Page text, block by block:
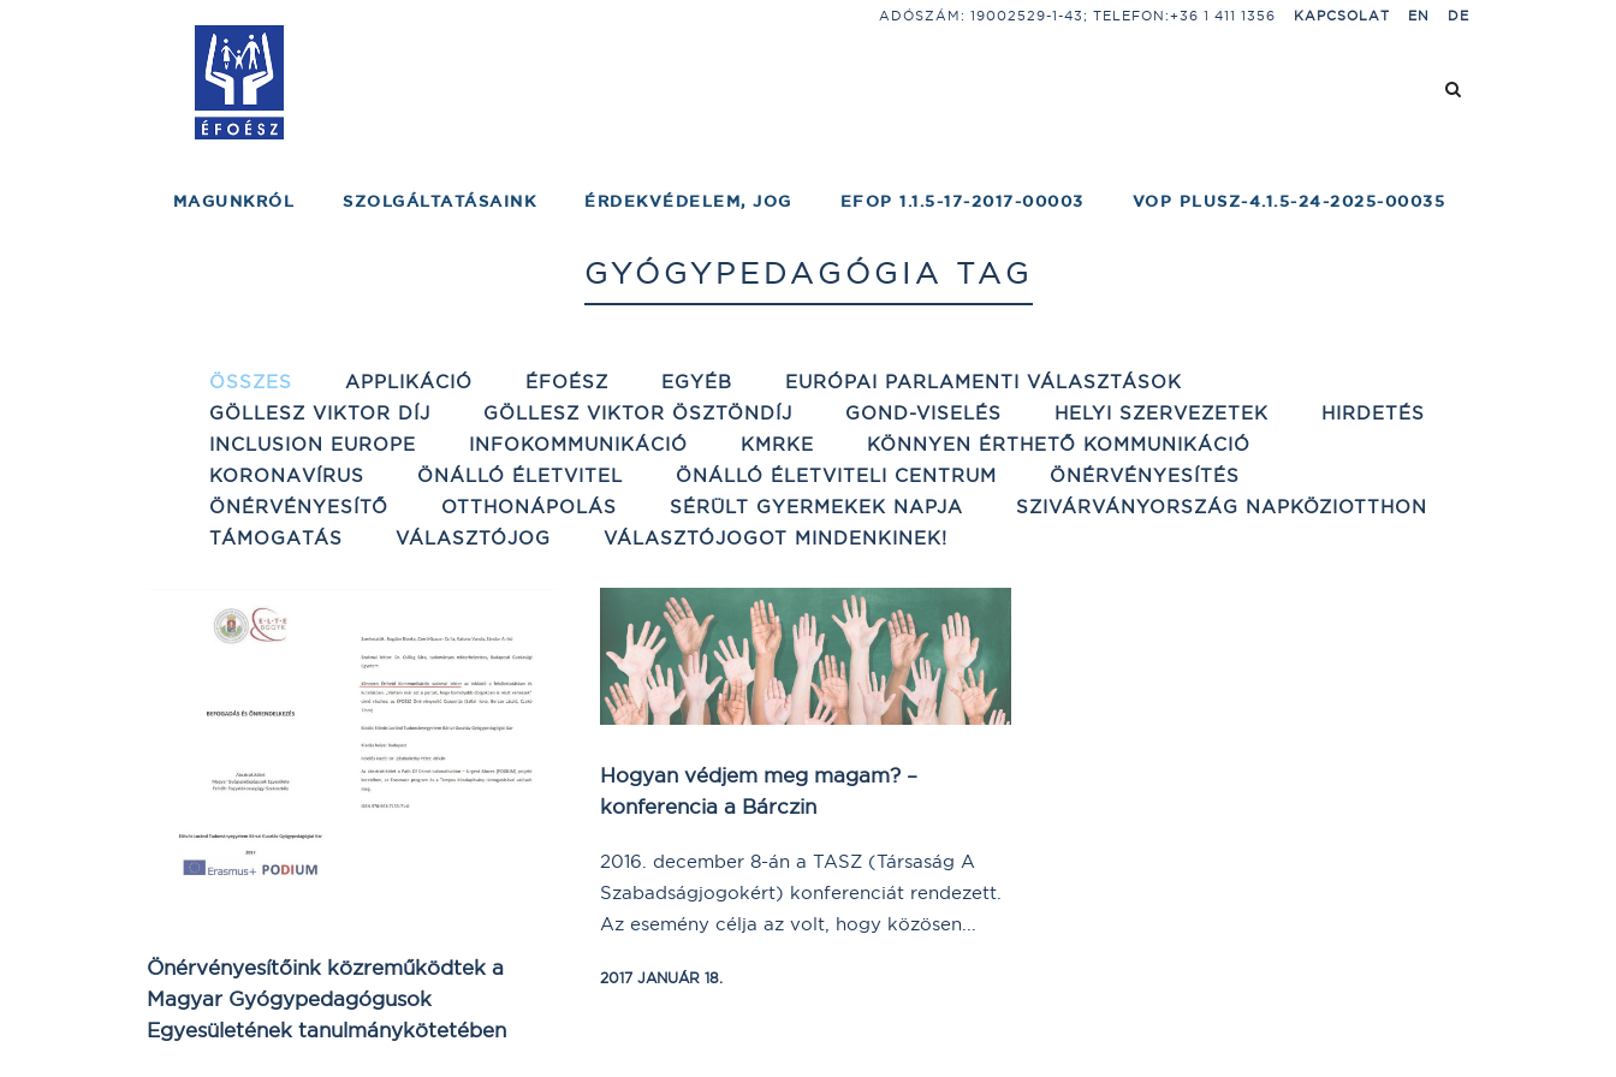
ADÓSZÁM: 19002529-1-43; TELEFON:+36 1 411 1356 KAPCSOLAT EN DE
MAGUNKRÓL SZOLGÁLTATÁSAINK ÉRDEKVÉDELEM, JOG EFOP 1.1.5-17-2017-00003 VOP PLUSZ-4.1.5-24-2025-00035
GYÓGYPEDAGÓGIA TAG
ÖSSZES APPLIKÁCIÓ ÉFOÉSZ EGYÉB
EURÓPAI PARLAMENTI VÁLASZTÁSOK
GÖLLESZ VIKTOR DÍJ
GÖLLESZ VIKTOR ÖSZTÖNDÍJ GOND-VISELÉS HELYI SZERVEZETEK
HIRDETÉS
INCLUSION EUROPE
INFOKOMMUNIKÁCIÓ KMRKE
KÖNNYEN ÉRTHETŐ KOMMUNIKÁCIÓ
KORONAVÍRUS
ÖNÁLLÓ ÉLETVITEL ÖNÁLLÓ ÉLETVITELI CENTRUM
ÖNÉRVÉNYESÍTÉS
ÖNÉRVÉNYESÍTŐ
OTTHONÁPOLÁS SÉRÜLT GYERMEKEK NAPJA
SZIVÁRVÁNYORSZÁG NAPKÖZIOTTHON
TÁMOGATÁS
VÁLASZTÓJOG VÁLASZTÓJOGOT MINDENKINEK!
Önérvényesítőink közreműködtek a
Magyar Gyógypedagógusok
Egyesületének tanulmánykötetében
Hogyan védjem meg magam? –
konferencia a Bárczin
2016. december 8-án a TASZ (Társaság A
Szabadságjogokért) konferenciát rendezett.
Az esemény célja az volt, hogy közösen...
2017 JANUÁR 18.